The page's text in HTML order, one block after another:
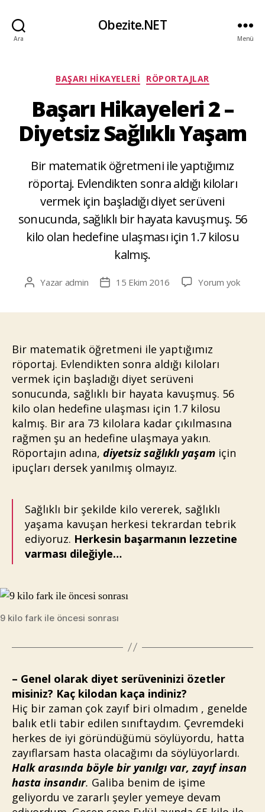
Ara
Obezite.NET
Menü
Kategoriler
BAŞARI HIKAYELERI RÖPORTAJLAR
Başarı Hikayeleri 2 –
Diyetsiz Sağlıklı Yaşam
Bir matematik öğretmeni ile yaptığımız
röportaj. Evlendikten sonra aldığı kiloları
vermek için başladığı diyet serüveni
sonucunda, sağlıklı bir hayata kavuşmuş. 56
kilo olan hedefine ulaşması için 1.7 kilosu
kalmış.
Yazının
Yazar admin
Yazı15 Ekim 2016 Yorum yokBaşarı
Bir matematik öğretmeni ile yaptığımız
röportaj. Evlendikten sonra aldığı kiloları
vermek için başladığı diyet serüveni
sonucunda, sağlıklı bir hayata kavuşmuş. 56
kilo olan hedefine ulaşması için 1.7 kilosu
kalmış. Bir ara 73 kilolara kadar çıkılmasına
rağmen şu an hedefine ulaşmaya yakın.
Röportajın adına, diyetsiz sağlıklı yaşam için
ipuçları dersek yanılmış olmayız.
Sağlıklı bir şekilde kilo vererek, sağlıklı
yaşama kavuşan herkesi tekrardan tebrik
ediyoruz. Herkesin başarmanın lezzetine
varması dileğiyle…
9 kilo fark ile öncesi sonrası
– Genel olarak diyet serüveninizi özetler
misiniz? Kaç kilodan kaça indiniz?
Hiç bir zaman çok zayıf biri olmadım , genelde
balık etli tabir edilen sınıftaydım. Çevremdeki
herkes de iyi göründüğümü söylüyordu, hatta
zayıflarsam hasta olacağımı da söylüyorlardı.
Halk arasında böyle bir yanılgı var, zayıf insan
hasta insandır. Galiba benim de işime
geliyordu ve zararlı şeyler yemeye devam